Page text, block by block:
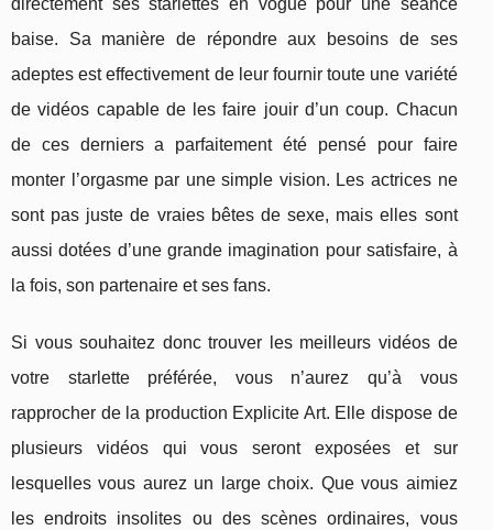
directement ses starlettes en vogue pour une séance
baise. Sa manière de répondre aux besoins de ses
adeptes est effectivement de leur fournir toute une variété
de vidéos capable de les faire jouir d’un coup. Chacun
de ces derniers a parfaitement été pensé pour faire
monter l’orgasme par une simple vision. Les actrices ne
sont pas juste de vraies bêtes de sexe, mais elles sont
aussi dotées d’une grande imagination pour satisfaire, à
la fois, son partenaire et ses fans.
Si vous souhaitez donc trouver les meilleurs vidéos de
votre starlette préférée, vous n’aurez qu’à vous
rapprocher de la production Explicite Art. Elle dispose de
plusieurs vidéos qui vous seront exposées et sur
lesquelles vous aurez un large choix. Que vous aimiez
les endroits insolites ou des scènes ordinaires, vous